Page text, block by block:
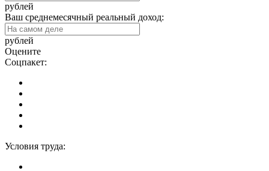
рублей
Ваш среднемесячный реальный доход:
рублей
Оцените
Соцпакет:
Условия труда: